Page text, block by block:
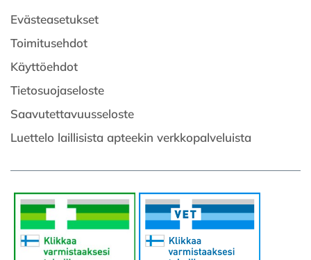
Evästeasetukset
Toimitusehdot
Käyttöehdot
Tietosuojaseloste
Saavutettavuusseloste
Luettelo laillisista apteekin verkkopalveluista